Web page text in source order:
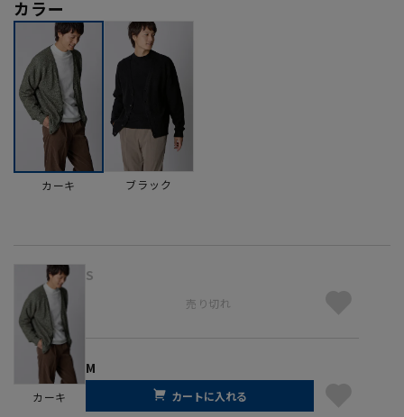
カラー
カーキ ブラック
カーキ
S
売り切れ
M
カートに入れる